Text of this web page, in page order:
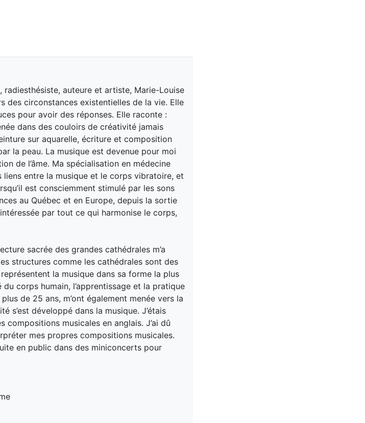
auteure et artiste, Marie-Louise
des circonstances existentielles de la vie. Elle
pour avoir des réponses. Elle raconte :
dans des couloirs de créativité jamais
sur aquarelle, écriture et composition
la peau. La musique est devenue pour moi
de l’âme. Ma spécialisation en médecine
liens entre la musique et le corps vibratoire, et
est consciemment stimulé par les sons
au Québec et en Europe, depuis la sortie
par tout ce qui harmonise le corps,
sacrée des grandes cathédrales m’a
structures comme les cathédrales sont des
la musique dans sa forme la plus
corps humain, l’apprentissage et la pratique
de 25 ans, m’ont également menée vers la
s’est développé dans la musique. J’étais
compositions musicales en anglais. J’ai dû
mes propres compositions musicales.
en public dans des miniconcerts pour